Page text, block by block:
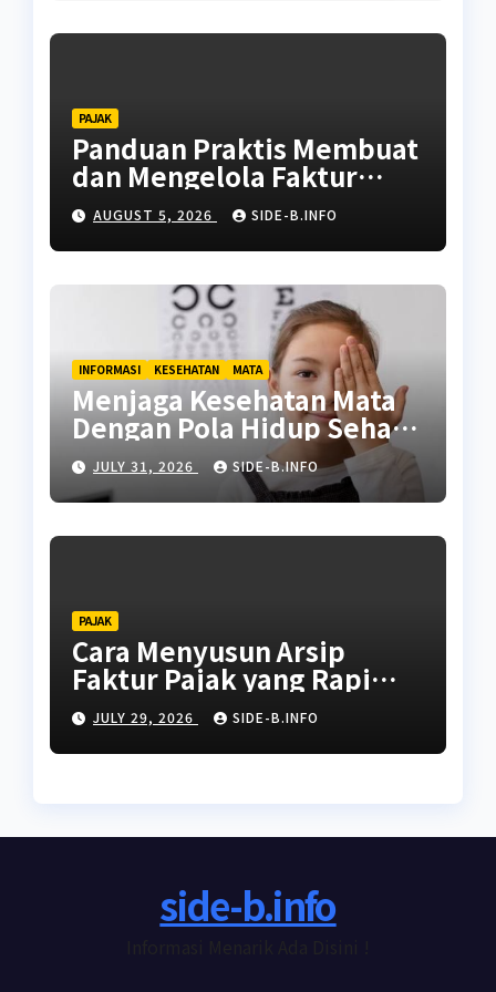
PAJAK
Panduan Praktis Membuat
dan Mengelola Faktur
Pajak
AUGUST 5, 2026 SIDE-B.INFO
INFORMASI KESEHATAN MATA
Menjaga Kesehatan Mata
Dengan Pola Hidup Sehat
Untuk Kehidupan
Berkualitas
JULY 31, 2026 SIDE-B.INFO
PAJAK
Cara Menyusun Arsip
Faktur Pajak yang Rapi
dan Siap Diaudit
JULY 29, 2026 SIDE-B.INFO
side-b.info